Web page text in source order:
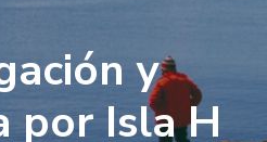
y
por Isla H